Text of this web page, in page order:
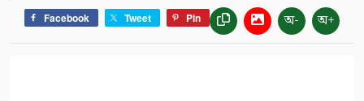
Facebook Tweet Pin অ- অ+